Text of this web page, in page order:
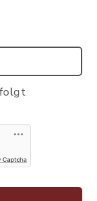
Captcha